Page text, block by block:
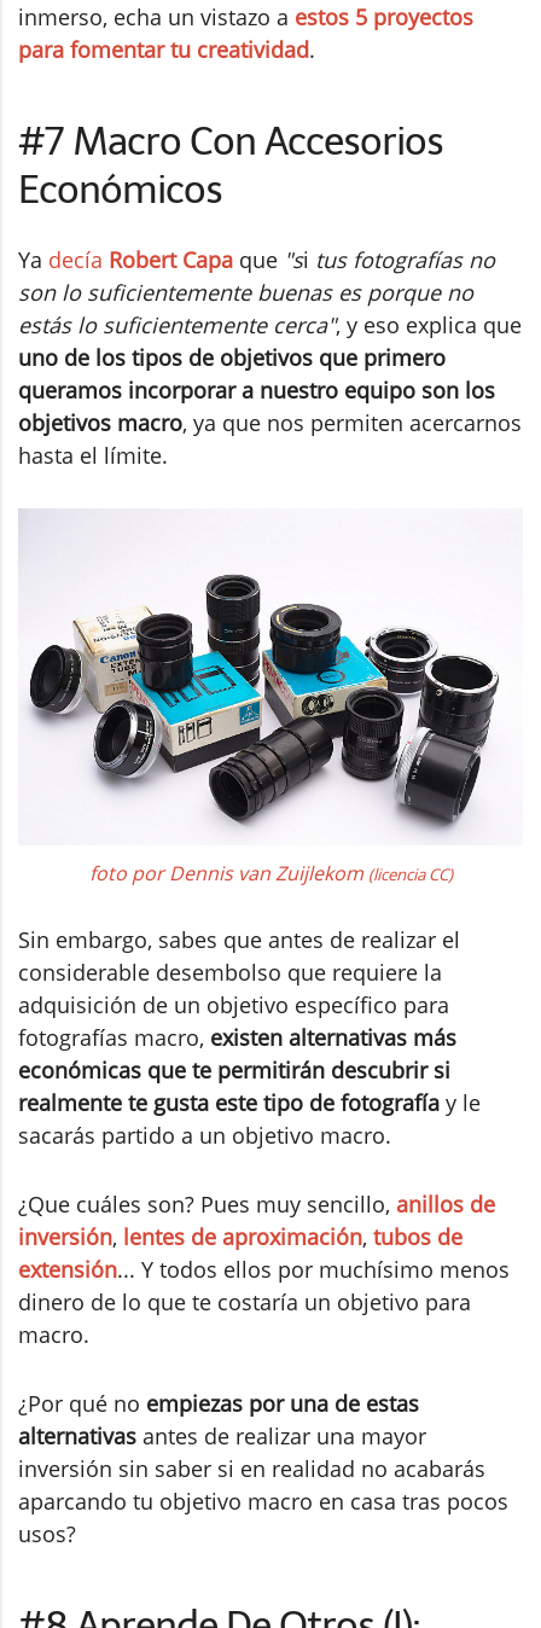
inmerso, echa un vistazo a estos 5 proyectos
para fomentar tu creatividad.
#7 Macro Con Accesorios
Económicos
Ya decía Robert Capa que "si tus fotografías no
son lo suficientemente buenas es porque no
estás lo suficientemente cerca", y eso explica que
uno de los tipos de objetivos que primero
queramos incorporar a nuestro equipo son los
objetivos macro, ya que nos permiten acercarnos
hasta el límite.
foto por Dennis van Zuijlekom (licencia CC)
Sin embargo, sabes que antes de realizar el
considerable desembolso que requiere la
adquisición de un objetivo específico para
fotografías macro, existen alternativas más
económicas que te permitirán descubrir si
realmente te gusta este tipo de fotografía y le
sacarás partido a un objetivo macro.
¿Que cuáles son? Pues muy sencillo, anillos de
inversión, lentes de aproximación, tubos de
extensión... Y todos ellos por muchísimo menos
dinero de lo que te costaría un objetivo para
macro.
¿Por qué no empiezas por una de estas
alternativas antes de realizar una mayor
inversión sin saber si en realidad no acabarás
aparcando tu objetivo macro en casa tras pocos
usos?